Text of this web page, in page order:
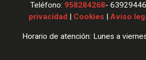
Teléfono: 958284268-
privacidad
Cookies Aviso
Horario de atención: Lunes a